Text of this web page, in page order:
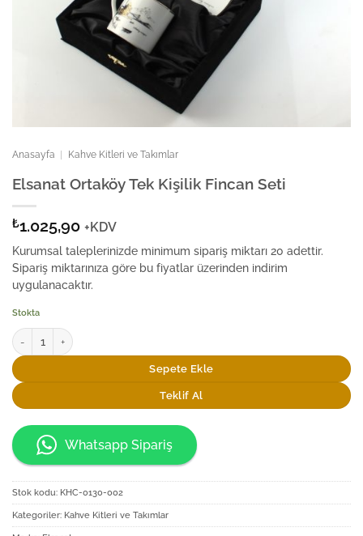
Anasayfa Kahve Kitleri ve Takımlar
Elsanat Ortaköy Tek Kişilik Fincan Seti
₺1.025,90 +KDV
Kurumsal taleplerinizde minimum sipariş miktarı 20 adettir.
Sipariş miktarınıza göre bu fiyatlar üzerinden indirim
uygulanacaktır.
Stokta
Elsanat Ortaköy Tek Kişilik Fincan Seti adet
Sepete Ekle
Teklif Al
Whatsapp Sipariş
Stok kodu: KHC-0130-002
Kategoriler: Kahve Kitleri ve Takımlar